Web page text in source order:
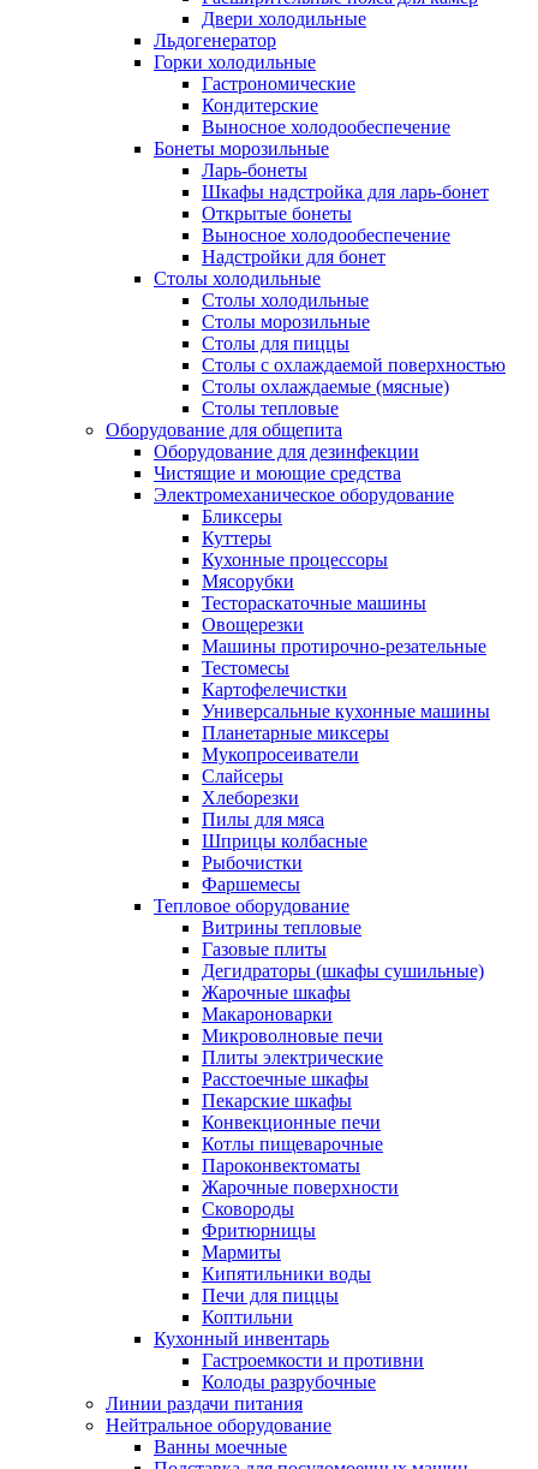
Двери холодильные
Льдогенератор
Горки холодильные
Гастрономические
Кондитерские
Выносное холодообеспечение
Бонеты морозильные
Ларь-бонеты
Шкафы надстройка для ларь-бонет
Открытые бонеты
Выносное холодообеспечение
Надстройки для бонет
Столы холодильные
Столы холодильные
Столы морозильные
Столы для пиццы
Столы с охлаждаемой поверхностью
Столы охлаждаемые (мясные)
Столы тепловые
Оборудование для общепита
Оборудование для дезинфекции
Чистящие и моющие средства
Электромеханическое оборудование
Бликсеры
Куттеры
Кухонные процессоры
Мясорубки
Тестораскаточные машины
Овощерезки
Машины протирочно-резательные
Тестомесы
Картофелечистки
Универсальные кухонные машины
Планетарные миксеры
Мукопросеиватели
Слайсеры
Хлеборезки
Пилы для мяса
Шприцы колбасные
Рыбочистки
Фаршемесы
Тепловое оборудование
Витрины тепловые
Газовые плиты
Дегидраторы (шкафы сушильные)
Жарочные шкафы
Макароноварки
Микроволновые печи
Плиты электрические
Расстоечные шкафы
Пекарские шкафы
Конвекционные печи
Котлы пищеварочные
Пароконвектоматы
Жарочные поверхности
Сковороды
Фритюрницы
Мармиты
Кипятильники воды
Печи для пиццы
Коптильни
Кухонный инвентарь
Гастроемкости и противни
Колоды разрубочные
Линии раздачи питания
Нейтральное оборудование
Ванны моечные